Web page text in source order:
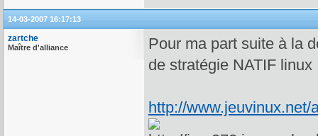
14-03-2007 16:17:13
zartche
Maître d'alliance
Pour ma part suite à la
de stratégie NATIF linux
http://www.jeuvinux.net/